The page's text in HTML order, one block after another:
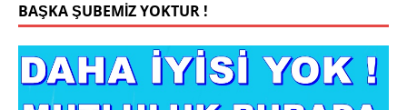
BAŞKA ŞUBEMİZ YOKTUR !